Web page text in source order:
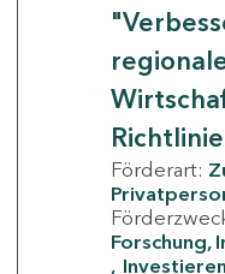
Förderart:
Forschung,